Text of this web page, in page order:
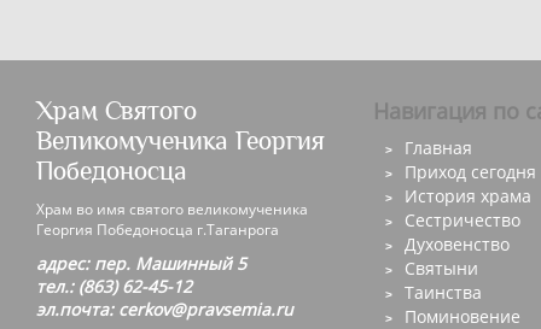
Храм Святого
Великомученика Георгия
Победоносца
Храм во имя святого великомученика
Георгия Победоносца г.Таганрога
адрес: пер. Машинный 5
тел.: (863) 62-45-12
эл.почта: cerkov@pravsemia.ru
Навигация по
Главная
Приход сегодня
История храма
Сестричество
Духовенство
Святыни
Таинства
Поминовение